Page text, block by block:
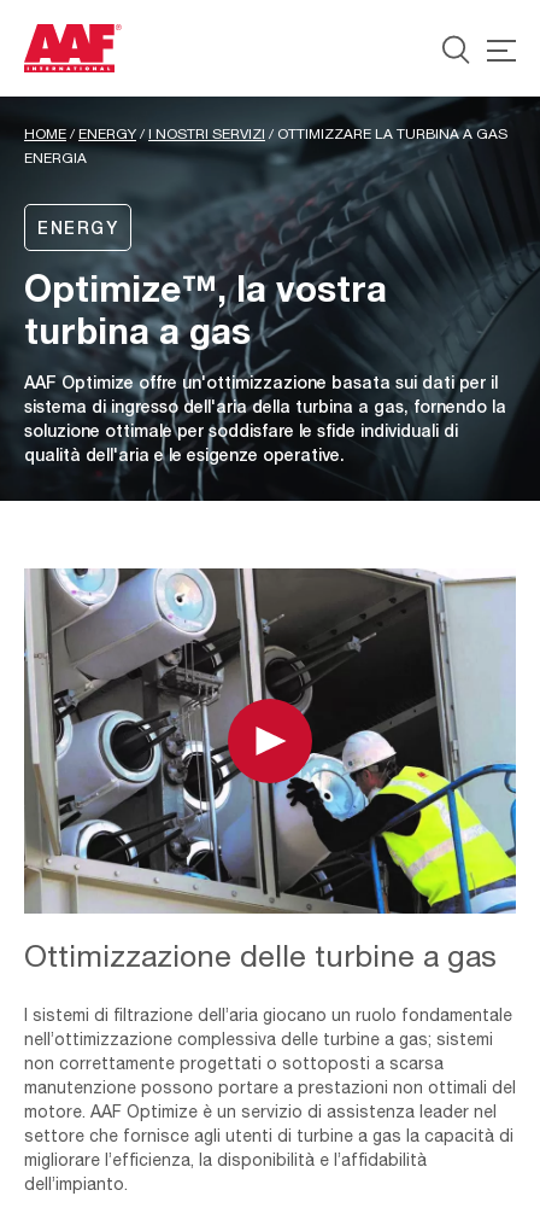
HOME / ENERGY/ I NOSTRI SERVIZI / OTTIMIZZARE LA TURBINA A GAS
ENERGIA
ENERGY
Optimize™, la vostra
turbina a gas
AAF Optimize offre un'ottimizzazione basata sui dati per il
sistema di ingresso dell'aria della turbina a gas, fornendo la
soluzione ottimale per soddisfare le sfide individuali di
qualità dell'aria e le esigenze operative.
Agreement
Play
Ottimizzazione delle turbine a gas
I sistemi di filtrazione dell’aria giocano un ruolo fondamentale
nell’ottimizzazione complessiva delle turbine a gas; sistemi
non correttamente progettati o sottoposti a scarsa
manutenzione possono portare a prestazioni non ottimali del
motore. AAF Optimize è un servizio di assistenza leader nel
settore che fornisce agli utenti di turbine a gas la capacità di
migliorare l’efficienza, la disponibilità e l’affidabilità
dell’impianto.